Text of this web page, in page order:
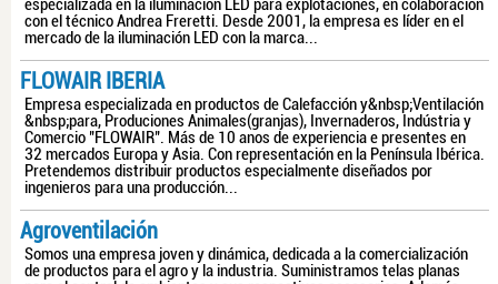
especializada en la iluminación LED para explotaciones, en colaboración
con el técnico Andrea Freretti. Desde 2001, la empresa es líder en el
mercado de la iluminación LED con la marca...
FLOWAIR IBERIA
Empresa especializada en productos de Calefacción y&nbsp;Ventilación
&nbsp;para, Produciones Animales(granjas), Invernaderos, Indústria y
Comercio "FLOWAIR". Más de 10 anos de experiencia e presentes en
32 mercados Europa y Asia. Con representación en la Península Ibérica.
Pretendemos distribuir productos especialmente diseñados por
ingenieros para una producción...
Agroventilación
Somos una empresa joven y dinámica, dedicada a la comercialización
de productos para el agro y la industria. Suministramos telas planas